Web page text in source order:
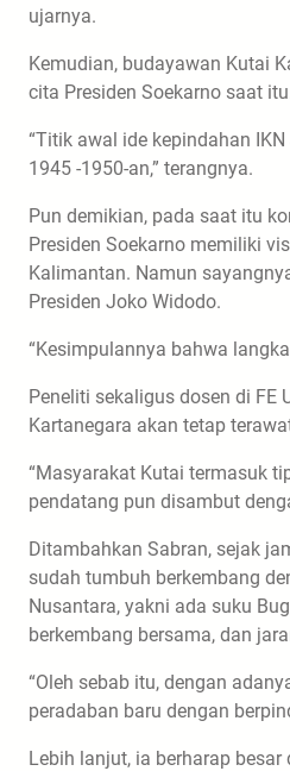
ujarnya.
Kemudian, budayawan Kutai
cita Presiden Soekarno saat
“Titik awal ide kepindahan
1945 -1950-an,” terangnya.
Pun demikian, pada saat itu
Presiden Soekarno memiliki
Kalimantan. Namun
Presiden Joko Widodo.
“Kesimpulannya bahwa
Peneliti sekaligus dosen di
Kartanegara akan tetap
“Masyarakat Kutai termasuk
pendatang pun disambut
Ditambahkan Sabran, sejak
sudah tumbuh berkembang
Nusantara, yakni ada suku
berkembang bersama, dan
“Oleh sebab itu, dengan
peradaban baru dengan
Lebih lanjut, ia berharap